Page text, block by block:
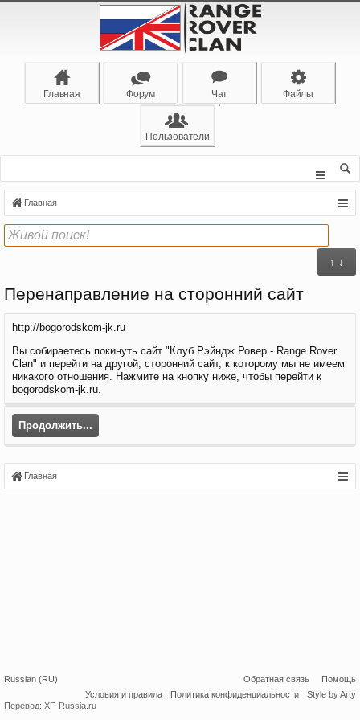
Главная Форум Чат Файлы
Пользователи
Главная
↑ ↓
Перенаправление на сторонний сайт
http://bogorodskom-jk.ru
Вы собираетесь покинуть сайт "Клуб Рэйндж Ровер - Range Rover
Clan" и перейти на другой, сторонний сайт, к которому мы не имеем
никакого отношения. Нажмите на кнопку ниже, чтобы перейти к
bogorodskom-jk.ru.
Продолжить...
Главная
Russian (RU) Обратная связь
Помощь
Условия и правила
Политика конфиденциальности
Style by Arty
Перевод: XF-Russia.ru